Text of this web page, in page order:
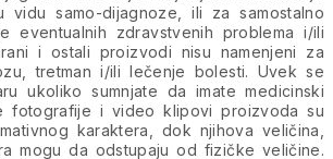
samo-dijagnoze, ili za samostalno
eventualnih zdravstvenih problema i/ili
i ostali proizvodi nisu namenjeni za
tretman i/ili lečenje bolesti. Uvek se
ukoliko sumnjate da imate medicinski
fotografije i video klipovi proizvoda su
karaktera, dok njihova veličina,
mogu da odstupaju od fizičke veličine.